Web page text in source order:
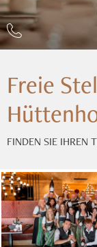
Freie
FINDEN SIE IHREN